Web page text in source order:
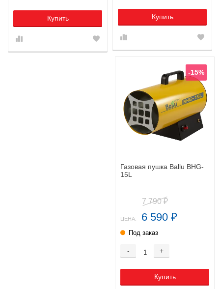
Купить Купить
-15%
Газовая пушка Ballu BHG-
15L
7 790₽
ЦЕНА: 6 590 ₽
Под заказ
- +
Купить